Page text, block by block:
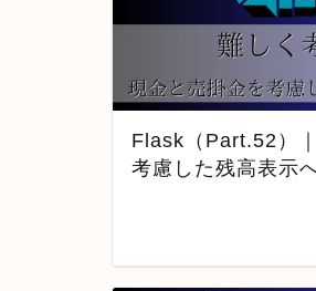
Flask（Part.52）
考慮した残高表示